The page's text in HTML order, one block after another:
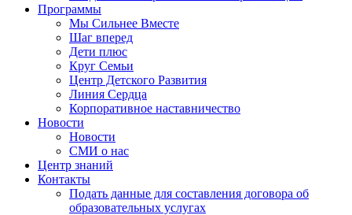
Программы
Мы Сильнее Вместе
Шаг вперед
Дети плюс
Круг Семьи
Центр Детского Развития
Линия Сердца
Корпоративное наставничество
Новости
Новости
СМИ о нас
Центр знаний
Контакты
Подать данные для составления договора об
образовательных услугах